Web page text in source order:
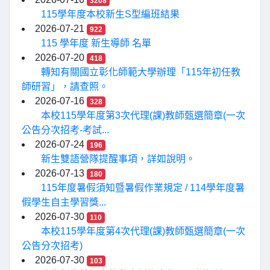
115學年度本校新生S型編班結果
2026-07-21
922
115 學年度 新生導師 名單
2026-07-20
418
轉知有關國立彰化師範大學辦理「115年初任教
師研習」，請查照。
2026-07-16
328
本校115學年度第3次代理(課)教師甄選簡章(一次
公告分次招考-考試...
2026-07-24
196
新生雙語營隊提醒事項，詳如說明。
2026-07-13
180
115年度暑假須知暨暑假作業規定 / 114學年度暑
假學生自主學習獎...
2026-07-30
110
本校115學年度第4次代理(課)教師甄選簡章(一次
公告分次招考)
2026-07-30
103